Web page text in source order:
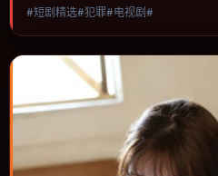
推进，节奏与视听语言统一，可作为
#短剧精选#犯罪#电视剧#